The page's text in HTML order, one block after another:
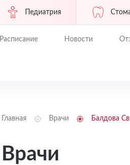
Педиатрия
Расписание Новости
Главная Врачи Балдова
Врачи